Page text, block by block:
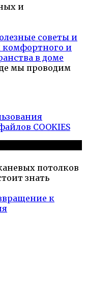
и
советы и
комфортного и
в доме
мы проводим
COOKIES
потолков
знать
к